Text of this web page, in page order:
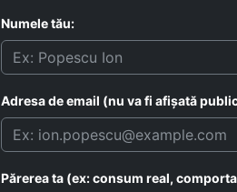
Numele tău:
Adresa de email (nu va fi afișată
Părerea ta (ex: consum real,